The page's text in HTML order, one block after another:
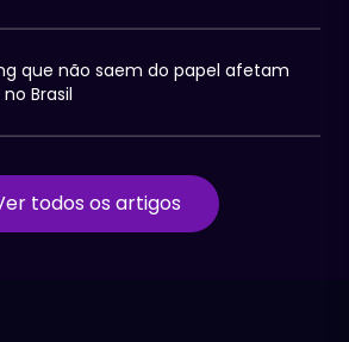
que não saem do papel afetam
Brasil
todos os artigos